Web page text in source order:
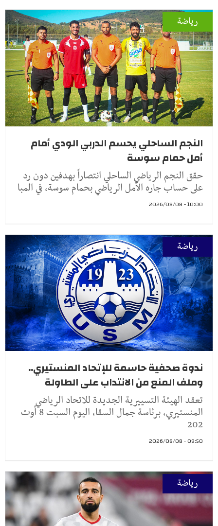
رياضة
النجم الساحلي يحسم الدربي الودي أمام
أمل حمام سوسة
حقق النجم الرياضي الساحلي انتصاراً بهدفين دون رد
على حساب جاره الأمل الرياضي بحمام سوسة، في المبا
10:00 - 2026/08/08
رياضة
ندوة صحفية حاسمة للإتحاد المنستيري..
وملف المنع من الانتداب على الطاولة
تعقد الهيئة التسييرية الجديدة للاتحاد الرياضي
المنستيري، برئاسة جمال السقا، اليوم السبت 8 أوت
202
09:50 - 2026/08/08
رياضة